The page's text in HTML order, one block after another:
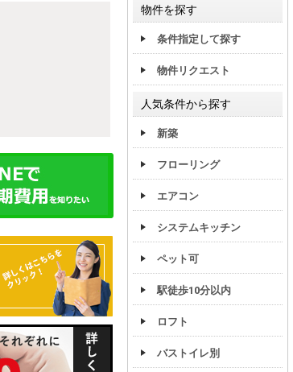
物件を探す
条件指定して探す
物件リクエスト
人気条件から探す
新築
フローリング
エアコン
システムキッチン
ペット可
駅徒歩10分以内
ロフト
バストイレ別